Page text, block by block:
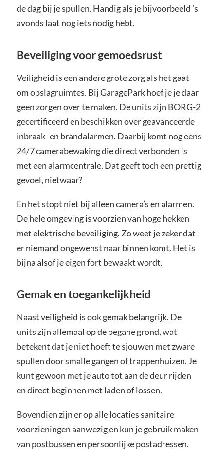
de dag bij je spullen. Handig als je bijvoorbeeld ’s
avonds laat nog iets nodig hebt.
Beveiliging voor gemoedsrust
Veiligheid is een andere grote zorg als het gaat
om opslagruimtes. Bij GaragePark hoef je je daar
geen zorgen over te maken. De units zijn BORG-2
gecertificeerd en beschikken over geavanceerde
inbraak- en brandalarmen. Daarbij komt nog eens
24/7 camerabewaking die direct verbonden is
met een alarmcentrale. Dat geeft toch een prettig
gevoel, nietwaar?
En het stopt niet bij alleen camera’s en alarmen.
De hele omgeving is voorzien van hoge hekken
met elektrische beveiliging. Zo weet je zeker dat
er niemand ongewenst naar binnen komt. Het is
bijna alsof je eigen fort bewaakt wordt.
Gemak en toegankelijkheid
Naast veiligheid is ook gemak belangrijk. De
units zijn allemaal op de begane grond, wat
betekent dat je niet hoeft te sjouwen met zware
spullen door smalle gangen of trappenhuizen. Je
kunt gewoon met je auto tot aan de deur rijden
en direct beginnen met laden of lossen.
Bovendien zijn er op alle locaties sanitaire
voorzieningen aanwezig en kun je gebruik maken
van postbussen en persoonlijke postadressen.